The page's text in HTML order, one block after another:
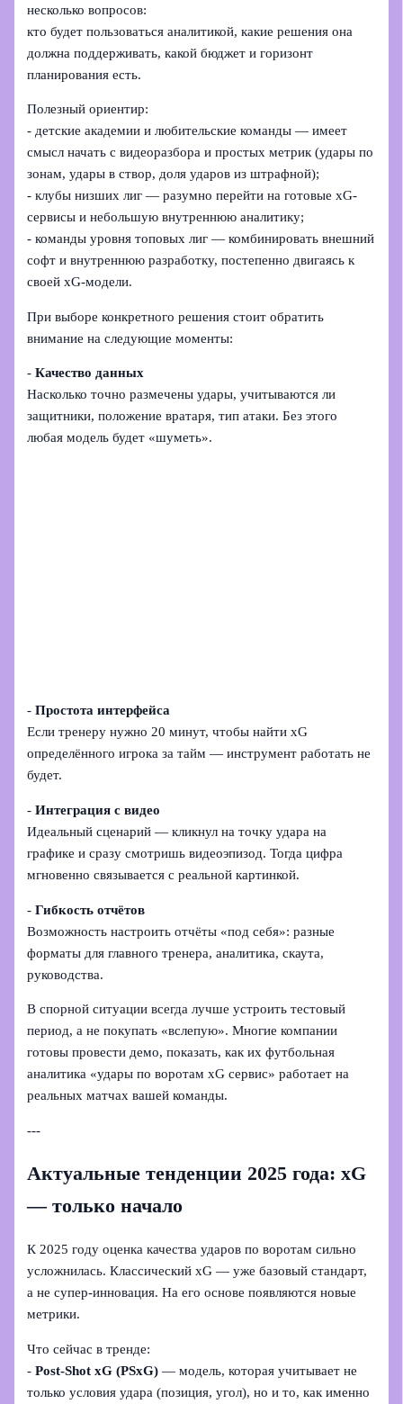
несколько вопросов:
кто будет пользоваться аналитикой, какие решения она
должна поддерживать, какой бюджет и горизонт
планирования есть.
Полезный ориентир:
- детские академии и любительские команды — имеет
смысл начать с видеоразбора и простых метрик (удары по
зонам, удары в створ, доля ударов из штрафной);
- клубы низших лиг — разумно перейти на готовые xG-
сервисы и небольшую внутреннюю аналитику;
- команды уровня топовых лиг — комбинировать внешний
софт и внутреннюю разработку, постепенно двигаясь к
своей xG-модели.
При выборе конкретного решения стоит обратить
внимание на следующие моменты:
-Качество данных
Насколько точно размечены удары, учитываются ли
защитники, положение вратаря, тип атаки. Без этого
любая модель будет «шуметь».
-Простота интерфейса
Если тренеру нужно 20 минут, чтобы найти xG
определённого игрока за тайм — инструмент работать не
будет.
-Интеграция с видео
Идеальный сценарий — кликнул на точку удара на
графике и сразу смотришь видеоэпизод. Тогда цифра
мгновенно связывается с реальной картинкой.
-Гибкость отчётов
Возможность настроить отчёты «под себя»: разные
форматы для главного тренера, аналитика, скаута,
руководства.
В спорной ситуации всегда лучше устроить тестовый
период, а не покупать «вслепую». Многие компании
готовы провести демо, показать, как их футбольная
аналитика «удары по воротам xG сервис» работает на
реальных матчах вашей команды.
---
Актуальные тенденции 2025 года: xG
— только начало
К 2025 году оценка качества ударов по воротам сильно
усложнилась. Классический xG — уже базовый стандарт,
а не супер-инновация. На его основе появляются новые
метрики.
Что сейчас в тренде:
-Post-Shot xG (PSxG) — модель, которая учитывает не
только условия удара (позиция, угол), но и то, как именно